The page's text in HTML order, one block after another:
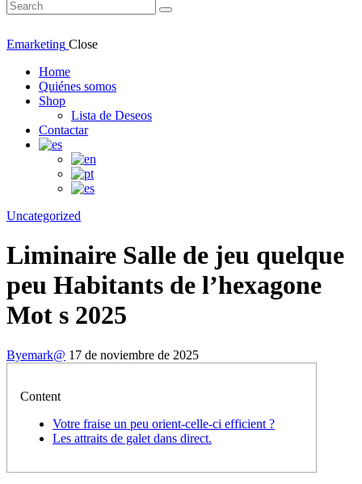
Emarketing Close
Home
Quiénes somos
Shop
Lista de Deseos
Contactar
Uncategorized
Liminaire Salle de jeu quelque
peu Habitants de l’hexagone
Mot s 2025
Byemark@ 17 de noviembre de 2025
Content
Votre fraise un peu orient-celle-ci efficient ?
Les attraits de galet dans direct.